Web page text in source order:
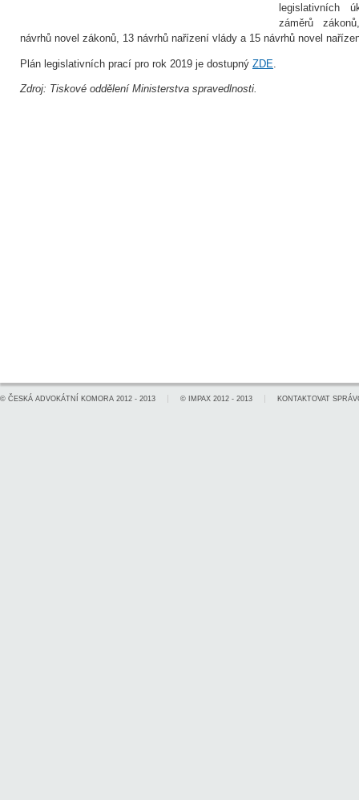
legislativních
záměrů
návrhů novel zákonů, 13 návrhů nařízení vlády a 15 návrhů novel
Plán legislativních prací pro rok 2019 je dostupný ZDE
Zdroj: Tiskové oddělení Ministerstva spravedlnosti.
© ČESKÁ ADVOKÁTNÍ KOMORA 2012 - 2013 © IMPAX 2012 - 2013 KONTAKTOVAT